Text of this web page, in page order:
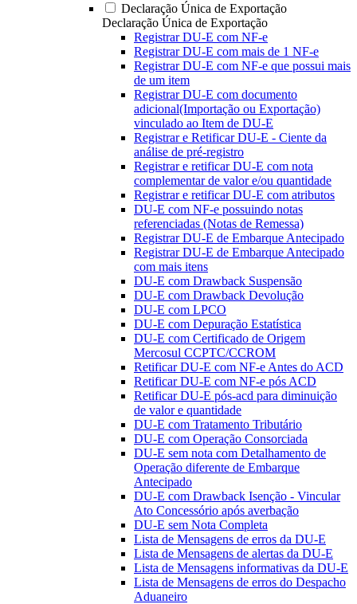
Declaração Única de Exportação
Declaração Única de Exportação
Registrar DU-E com NF-e
Registrar DU-E com mais de 1 NF-e
Registrar DU-E com NF-e que possui mais
de um item
Registrar DU-E com documento
adicional(Importação ou Exportação)
vinculado ao Item de DU-E
Registrar e Retificar DU-E - Ciente da
análise de pré-registro
Registrar e retificar DU-E com nota
complementar de valor e/ou quantidade
Registrar e retificar DU-E com atributos
DU-E com NF-e possuindo notas
referenciadas (Notas de Remessa)
Registrar DU-E de Embarque Antecipado
Registrar DU-E de Embarque Antecipado
com mais itens
DU-E com Drawback Suspensão
DU-E com Drawback Devolução
DU-E com LPCO
DU-E com Depuração Estatística
DU-E com Certificado de Origem
Mercosul CCPTC/CCROM
Retificar DU-E com NF-e Antes do ACD
Retificar DU-E com NF-e pós ACD
Retificar DU-E pós-acd para diminuição
de valor e quantidade
DU-E com Tratamento Tributário
DU-E com Operação Consorciada
DU-E sem nota com Detalhamento de
Operação diferente de Embarque
Antecipado
DU-E com Drawback Isenção - Vincular
Ato Concessório após averbação
DU-E sem Nota Completa
Lista de Mensagens de erros da DU-E
Lista de Mensagens de alertas da DU-E
Lista de Mensagens informativas da DU-E
Lista de Mensagens de erros do Despacho
Aduaneiro